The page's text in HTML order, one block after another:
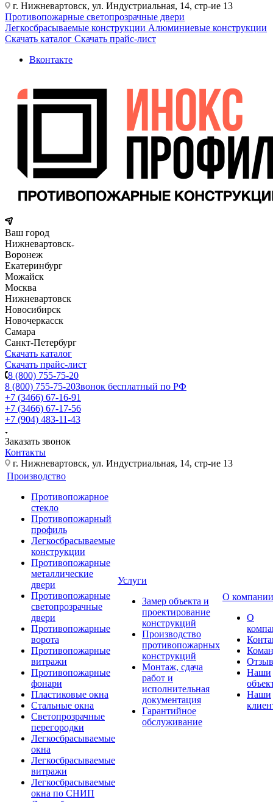
г. Нижневартовск, ул. Индустриальная, 14, стр-ие 13
Противопожарные светопрозрачные двери
Легкосбрасываемые конструкции Алюминиевые конструкции
Скачать каталог Скачать прайс-лист
Вконтакте
Ваш город
Нижневартовск
Воронеж
Екатеринбург
Можайск
Москва
Нижневартовск
Новосибирск
Новочеркасск
Самара
Санкт-Петербург
Скачать каталог
Скачать прайс-лист
8 (800) 755-75-20
8 (800) 755-75-20Звонок бесплатный по РФ
+7 (3466) 67-16-91
+7 (3466) 67-17-56
+7 (904) 483-11-43
Заказать звонок
Контакты
г. Нижневартовск, ул. Индустриальная, 14, стр-ие 13
Производство
Противопожарное
стекло
Противопожарный
профиль
Легкосбрасываемые
конструкции
Противопожарные
металлические
двери
Противопожарные
светопрозрачные
двери
Противопожарные
ворота
Противопожарные
витражи
Противопожарные
фонари
Пластиковые окна
Стальные окна
Светопрозрачные
перегородки
Легкосбрасываемые
окна
Легкосбрасываемые
витражи
Легкосбрасываемые
окна по СНИП
Услуги
Замер объекта и
проектирование
конструкций
Производство
противопожарных
конструкций
Монтаж, сдача
работ и
исполнительная
документация
Гарантийное
обслуживание
О компании
О
Наши
Наши